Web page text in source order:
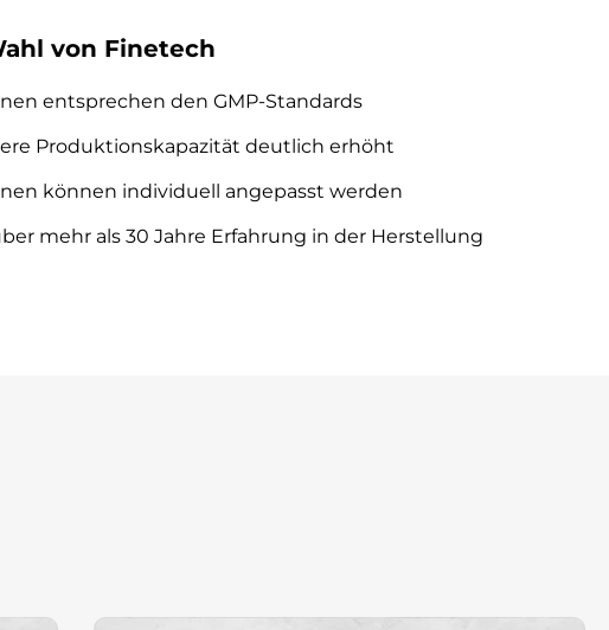
von Finetech
entsprechen den GMP-Standards
Produktionskapazität deutlich erhöht
können individuell angepasst werden
mehr als 30 Jahre Erfahrung in der Herstellung